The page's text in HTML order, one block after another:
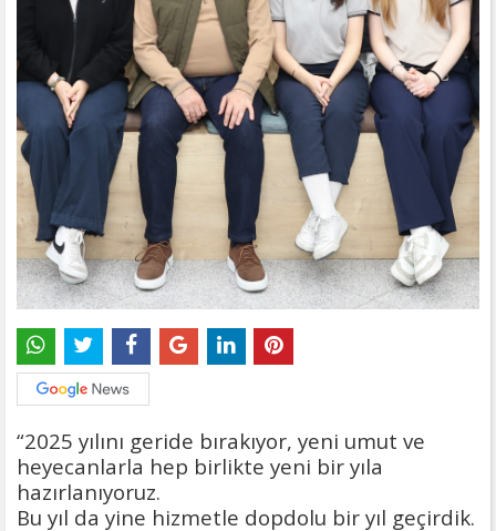
“2025 yılını geride bırakıyor, yeni umut ve
heyecanlarla hep birlikte yeni bir yıla
hazırlanıyoruz.
Bu yıl da yine hizmetle dopdolu bir yıl geçirdik.